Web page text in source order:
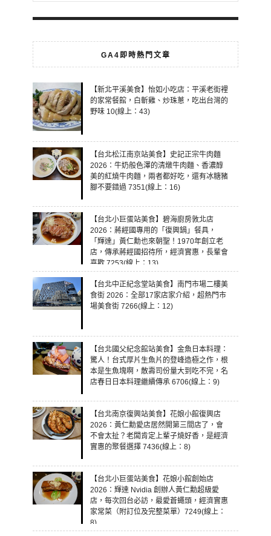
GA4即時熱門文章
【新北平溪美食】怡如小吃店：平溪老街裡
的家常餐館，白斬雞、炒珠蔥，吃出台灣的
野味 10(線上：43)
【台北松江南京站美食】史記正宗牛肉麵
2026：牛奶般色澤的清燉牛肉麵、香濃醇
美的紅燒牛肉麵，兩者都好吃，還有冰糖豬
腳不要錯過 7351(線上：16)
【台北小巨蛋站美食】碧海廚房敦北店
2026：蔣經國專用的「復興鍋」餐具，
「輝達」黃仁勳也來朝聖！1970年創立老
店，傳承蔣經國招待所，經濟實惠，長輩會
喜歡 7253(線上：13)
【台北中正紀念堂站美食】南門市場二樓美
食街 2026：全部17家店家介紹，超熱門市
場美食街 7266(線上：12)
【台北國父紀念館站美食】金魚日本料理：
驚人！台式厚片生魚片的登峰造極之作，根
本是生魚塊啊，散壽司份量大到吃不完，名
店春日日本料理繼續傳承 6706(線上：9)
【台北南京復興站美食】花娘小館復興店
2026：黃仁勳愛店居然開第三間店了，會
不會太扯？老闆肯定上輩子燒好香，是經濟
實惠的聚餐選擇 7436(線上：8)
【台北小巨蛋站美食】花娘小館創始店
2026：輝達 Nvidia 創辦人黃仁勳超級愛
店，每次回台必訪，最愛蒼蠅頭，經濟實惠
家常菜（附訂位及完整菜單）7249(線上：
8)